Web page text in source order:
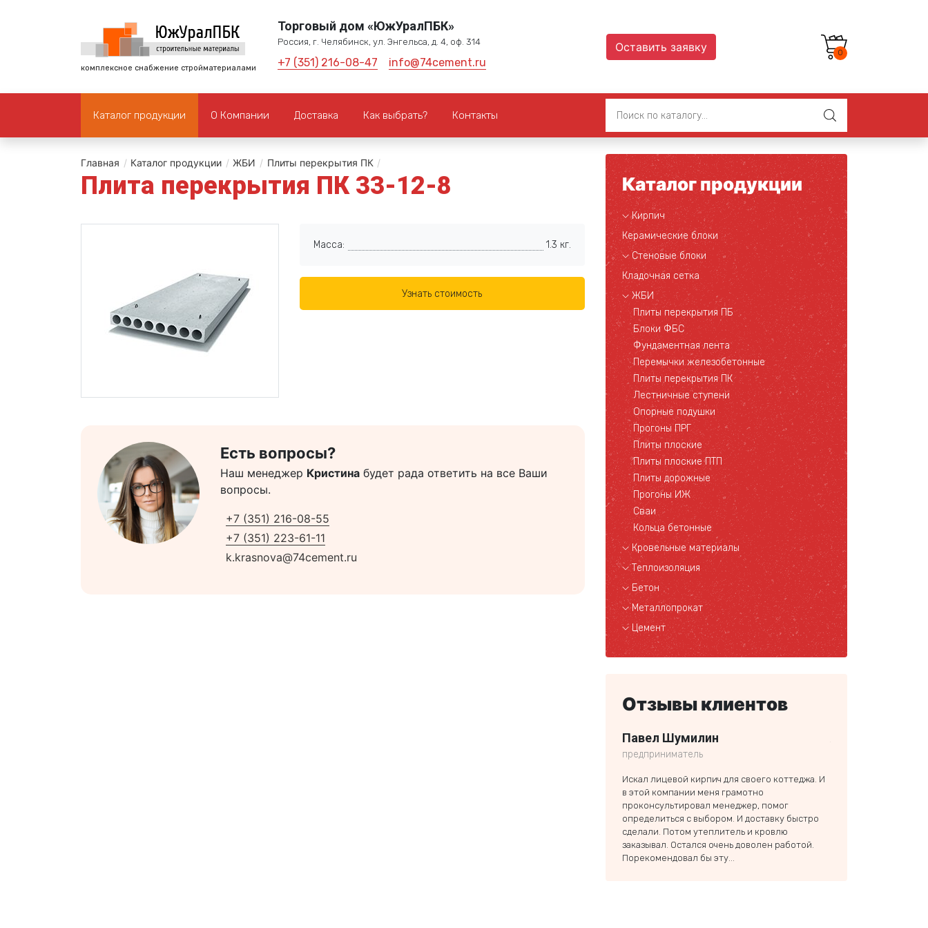
комплексное снабжение стройматериалами
Торговый дом «ЮжУралПБК»
Россия, г. Челябинск, ул. Энгельса, д. 4, оф. 314
+7 (351) 216-08-47 info@74cement.ru
Оставить заявку 0
Каталог продукции О Компании Доставка Как выбрать? Контакты
Главная / Каталог продукции / ЖБИ / Плиты перекрытия ПК /
Плита перекрытия ПК 33-12-8
Масса: 1.3 кг.
Узнать стоимость
Есть вопросы?
Наш менеджер Кристина будет рада ответить на все Ваши
вопросы.
+7 (351) 216-08-55
+7 (351) 223-61-11
k.krasnova@74cement.ru
Каталог продукции
Кирпич
Керамические блоки
Стеновые блоки
Кладочная сетка
ЖБИ
Плиты перекрытия ПБ
Блоки ФБС
Фундаментная лента
Перемычки железобетонные
Плиты перекрытия ПК
Лестничные ступени
Опорные подушки
Прогоны ПРГ
Плиты плоские
Плиты плоские ПТП
Плиты дорожные
Прогоны ИЖ
Сваи
Кольца бетонные
Кровельные материалы
Теплоизоляция
Бетон
Металлопрокат
Цемент
Отзывы клиентов
Павел Шумилин
предприниматель
Искал лицевой кирпич для своего коттеджа. И
в этой компании меня грамотно
проконсультировал менеджер, помог
определиться с выбором. И доставку быстро
сделали. Потом утеплитель и кровлю
заказывал. Остался очень доволен работой.
Порекомендовал бы эту...